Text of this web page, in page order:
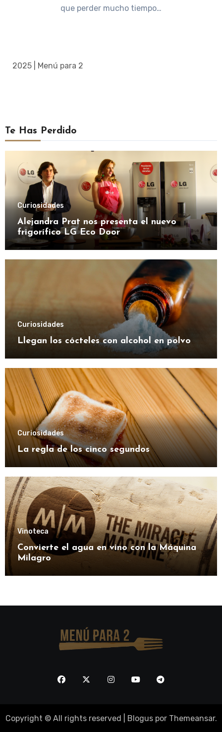
que perder mucho tiempo…
2025 | Menú para 2
Te Has Perdido
Curiosidades
Alejandra Prat nos presenta el nuevo
frigorífico LG Eco Door
Curiosidades
Llegan los cócteles con alcohol en polvo
Curiosidades
La regla de los cinco segundos
Vinoteca
Convierte el agua en vino con la Máquina
Milagro
Copyright © All rights reserved Bloguspor Themeansar.